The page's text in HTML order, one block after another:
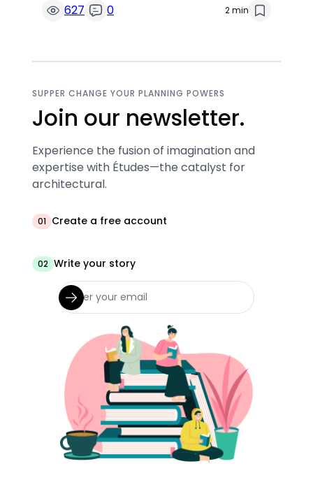
627
0 2 min
SUPPER CHANGE YOUR PLANNING POWERS
Join our newsletter.
Experience the fusion of imagination and
expertise with Études—the catalyst for
architectural.
01 Create a free account
02 Write your story